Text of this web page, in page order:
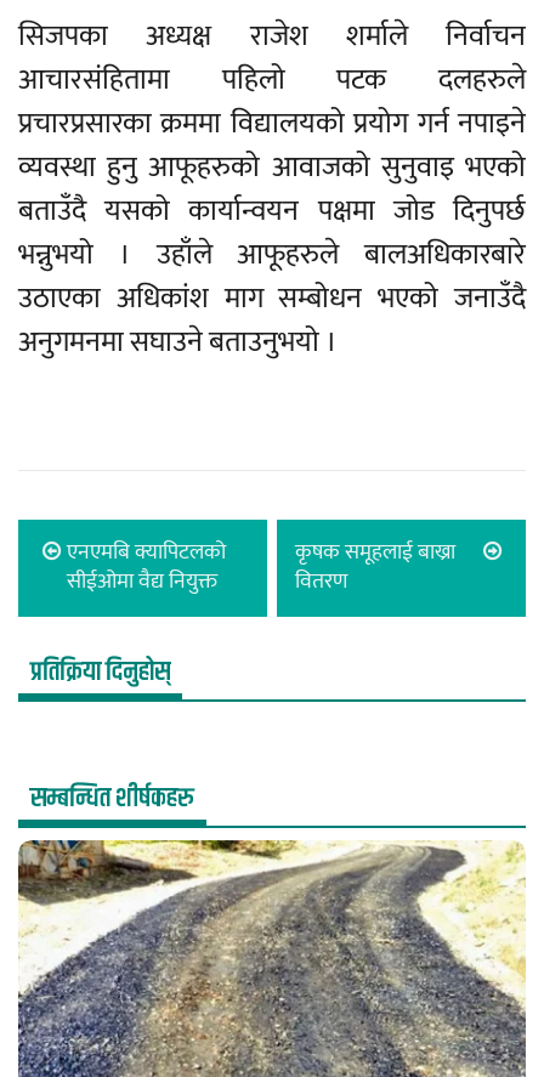
सिजपका अध्यक्ष राजेश शर्माले निर्वाचन
आचारसंहितामा पहिलो पटक दलहरुले
प्रचारप्रसारका क्रममा विद्यालयको प्रयोग गर्न नपाइने
व्यवस्था हुनु आफूहरुको आवाजको सुनुवाइ भएको
बताउँदै यसको कार्यान्वयन पक्षमा जोड दिनुपर्छ
भन्नुभयो । उहाँले आफूहरुले बालअधिकारबारे
उठाएका अधिकांश माग सम्बोधन भएको जनाउँदै
अनुगमनमा सघाउने बताउनुभयो ।
एनएमबि क्यापिटलको
सीईओमा वैद्य नियुक्त
कृषक समूहलाई बाख्रा
वितरण
प्रतिक्रिया दिनुहोस्
सम्बन्धित शीर्षकहरु